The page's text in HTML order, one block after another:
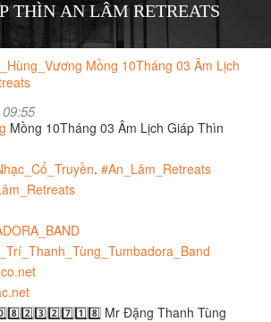
THÌN AN LÂM RETREATS
Mồng 10Tháng 03 Âm Lịch
Mồng 10Tháng 03 Âm Lịch Giáp Thìn
. #An_Lâm_Retreats
Mr Đặng Thanh Tùng